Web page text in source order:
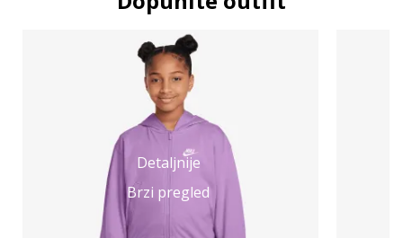
Detaljnije
Brzi pregled